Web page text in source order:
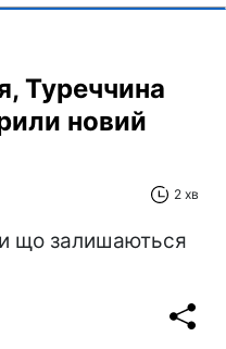
Туреччина
новий
2 хв
що залишаються